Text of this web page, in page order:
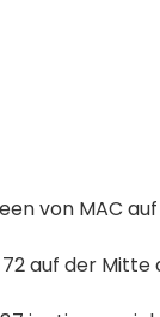
von MAC
auf der